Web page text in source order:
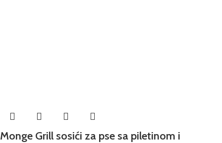
Monge Grill sosići za pse sa piletinom i